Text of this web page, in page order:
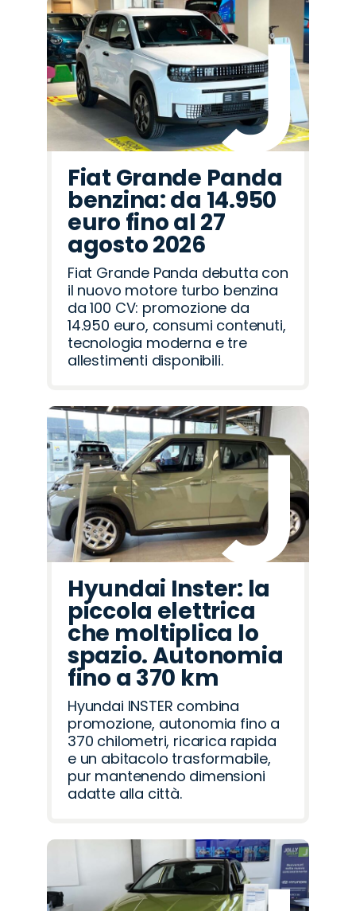
Fiat Grande Panda
benzina: da 14.950
euro fino al 27
agosto 2026
Fiat Grande Panda debutta con
il nuovo motore turbo benzina
da 100 CV: promozione da
14.950 euro, consumi contenuti,
tecnologia moderna e tre
allestimenti disponibili.
Hyundai Inster: la
piccola elettrica
che moltiplica lo
spazio. Autonomia
fino a 370 km
Hyundai INSTER combina
promozione, autonomia fino a
370 chilometri, ricarica rapida
e un abitacolo trasformabile,
pur mantenendo dimensioni
adatte alla città.